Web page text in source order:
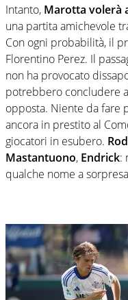
Intanto, Marotta volerà
una partita amichevole
Con ogni probabilità, il
Florentino Perez. Il
non ha provocato
potrebbero concludere
opposta. Niente da fare
ancora in prestito al
giocatori in esubero.
Mastantuono, Endrick:
qualche nome a